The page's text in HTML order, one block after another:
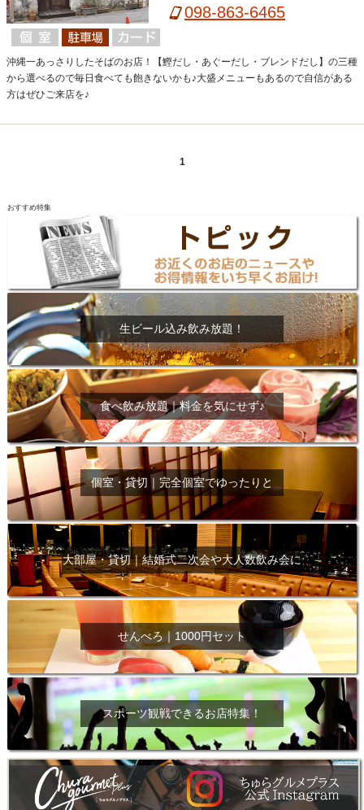
098-863-6465
沖縄一あっさりしたそばのお店！【鰹だし・あぐーだし・ブレンドだし】の三種
から選べるので毎日食べても飽きないかも♪大盛メニューもあるので自信がある
方はぜひご来店を♪
1
おすすめ特集
生ビール込み飲み放題！
食べ飲み放題｜料金を気にせず♪
個室・貸切｜完全個室でゆったりと
大部屋・貸切｜結婚式二次会や大人数飲み会に
せんべろ｜1000円セット
スポーツ観戦できるお店特集！